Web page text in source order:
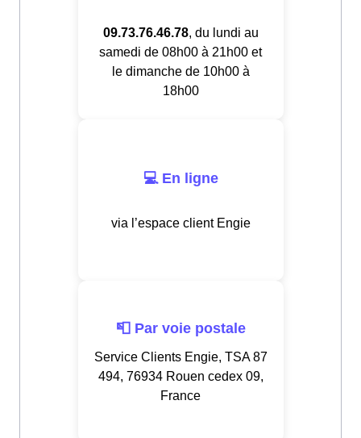
09.73.76.46.78, du lundi au
samedi de 08h00 à 21h00 et
le dimanche de 10h00 à
18h00
💻 En ligne
via l’espace client Engie
📮 Par voie postale
Service Clients Engie, TSA 87
494, 76934 Rouen cedex 09,
France